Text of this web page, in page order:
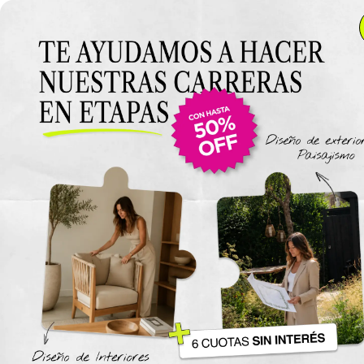
Anterior Clase
Clase 8
Materiales